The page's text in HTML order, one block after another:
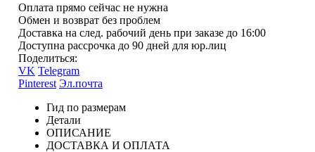
Оплата прямо сейчас не нужна
Обмен и возврат без проблем
Доставка на след. рабочий день при заказе до 16:00
Доступна рассрочка до 90 дней для юр.лиц
Поделиться:
VK Telegram
Pinterest Эл.почта
Гид по размерам
Детали
ОПИСАНИЕ
ДОСТАВКА И ОПЛАТА